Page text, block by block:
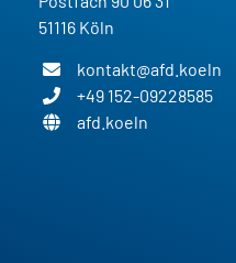
51116 Köln
kontakt@afd.koeln
+49 152-09228585
afd.koeln